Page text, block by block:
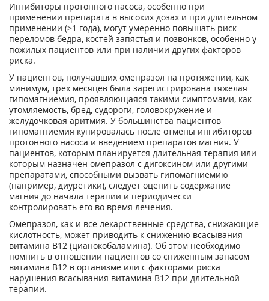
Ингибиторы протонного насоса, особенно при
применении препарата в высоких дозах и при длительном
применении (>1 года), могут умеренно повышать риск
переломов бедра, костей запястья и позвонков, особенно у
пожилых пациентов или при наличии других факторов
риска.
У пациентов, получавших омепразол на протяжении, как
минимум, трех месяцев была зарегистрирована тяжелая
гипомагниемия, проявляющаяся такими симптомами, как
утомляемость, бред, судороги, головокружение и
желудочковая аритмия. У большинства пациентов
гипомагниемия купировалась после отмены ингибиторов
протонного насоса и введением препаратов магния. У
пациентов, которым планируется длительная терапия или
которым назначен омепразол с дигоксином или другими
препаратами, способными вызвать гипомагниемию
(например, диуретики), следует оценить содержание
магния до начала терапии и периодически
контролировать его во время лечения.
Омепразол, как и все лекарственные средства, снижающие
кислотность, может приводить к снижению всасывания
витамина В12 (цианокобаламина). Об этом необходимо
помнить в отношении пациентов со сниженным запасом
витамина В12 в организме или с факторами риска
нарушения всасывания витамина В12 при длительной
терапии.